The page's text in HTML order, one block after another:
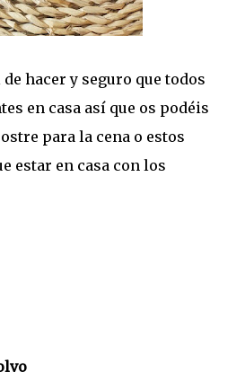
hacer y seguro que todos
en casa así que os podéis
para la cena o estos
estar en casa con los